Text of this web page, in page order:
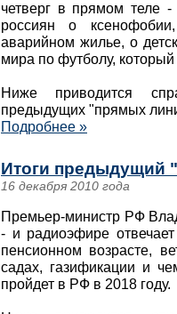
четверг в прямом теле
россиян о
аварийном жилье, о
мира по футболу,
Ниже приводится
предыдущих "прямых
Подробнее »
Итоги предыдущий
16 декабря 2010 года
Премьер-министр РФ
- и радиоэфире
пенсионном возрасте,
садах, газификации и
пройдет в РФ в 2018 году.